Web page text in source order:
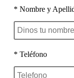
* Nombre y
* Teléfono